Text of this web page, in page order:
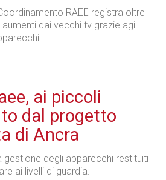
RAEE registra oltre
dai vecchi tv grazie agi
ai piccoli
dal progetto
di Ancra
gestione degli apparecchi restituiti
ai livelli di guardia.